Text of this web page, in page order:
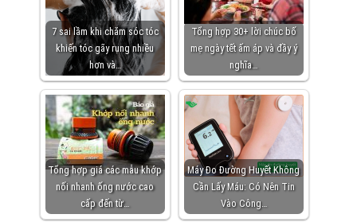
7 sai lầm khi chăm sóc tóc
khiến tóc gãy rụng nhiều
hơn và…
Tổng hợp 30+ lời chúc bố
mẹ ngày tết ấm áp và đầy ý
nghĩa…
Tổng hợp giá các mẫu khớp
nối nhanh ống nước cao
cấp đến từ…
Máy Đo Đường Huyết Không
Cần Lấy Máu: Có Nên Tin
Vào Công…